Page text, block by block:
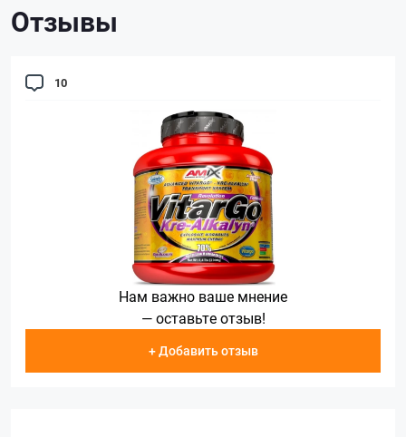
Отзывы
10
Нам важно ваше мнение
— оставьте отзыв!
+ Добавить отзыв